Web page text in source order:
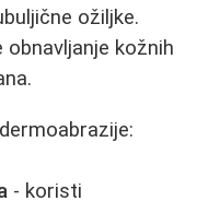
ožiljke.
kožnih
- koristi